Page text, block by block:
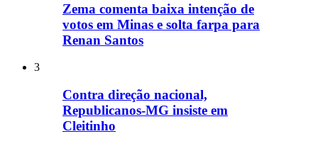
Zema comenta baixa intenção de
votos em Minas e solta farpa para
Renan Santos
3
Contra direção nacional,
Republicanos-MG insiste em
Cleitinho